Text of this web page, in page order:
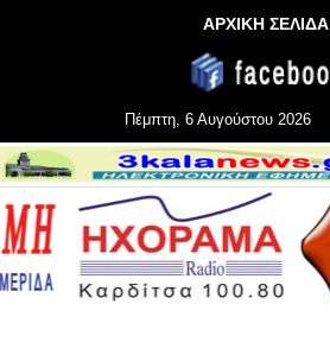
ΑΡΧΙΚΗ ΣΕΛΙΔΑ
Πέμπτη, 6 Αυγούστου 2026